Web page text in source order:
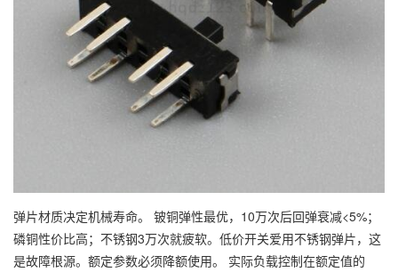
弹片材质决定机械寿命。 铍铜弹性最优，10万次后回弹衰减<5%；
磷铜性价比高；不锈钢3万次就疲软。低价开关爱用不锈钢弹片，这
是故障根源。额定参数必须降额使用。 实际负载控制在额定值的